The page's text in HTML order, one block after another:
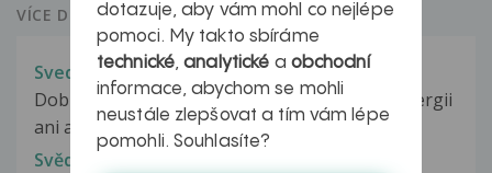
VÍCE DOTAZŮ Z PORADNY
Svediva vyrazka, puchyrky na obliceji
Dobry den, nikdy jsem nemela zadny ekzem, alergii
ani akne. Je mi 36let a zhruha...
Svědivá vyrážka
dotazuje, aby vám mohl co nejlépe
pomoci. My takto sbíráme
technické,analytické a obchodní
informace, abychom se mohli
neustále zlepšovat a tím vám lépe
pomohli. Souhlasíte?